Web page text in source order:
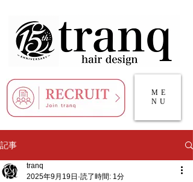
ME
NU
記事
tranq
2025年9月19日 読了時間: 1分